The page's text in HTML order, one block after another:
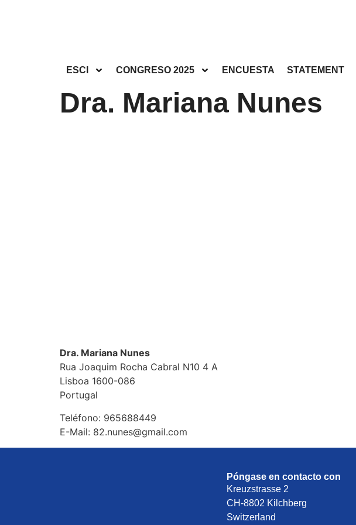
ESCI CONGRESO 2025 ENCUESTA STATEMENT
Dra. Mariana Nunes
Dra. Mariana Nunes
Rua Joaquim Rocha Cabral N10 4 A
Lisboa 1600-086
Portugal
Teléfono: 965688449
E-Mail: 82.nunes@gmail.com
Póngase en contacto con
Kreuzstrasse 2
CH-8802 Kilchberg
Switzerland